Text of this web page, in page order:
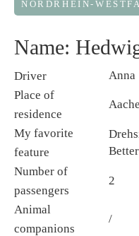
NORDRHEIN-
Name:
Driver
Anna
Place of
residence
My favorite
feature
Number of
passengers
2
Animal
companions
/